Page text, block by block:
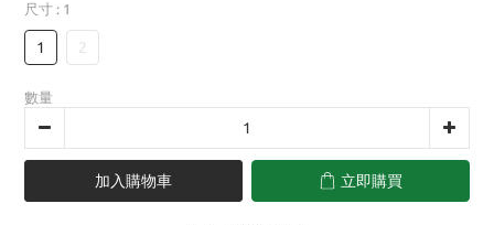
尺寸 : 1
1 2
數量
加入購物車 立即購買